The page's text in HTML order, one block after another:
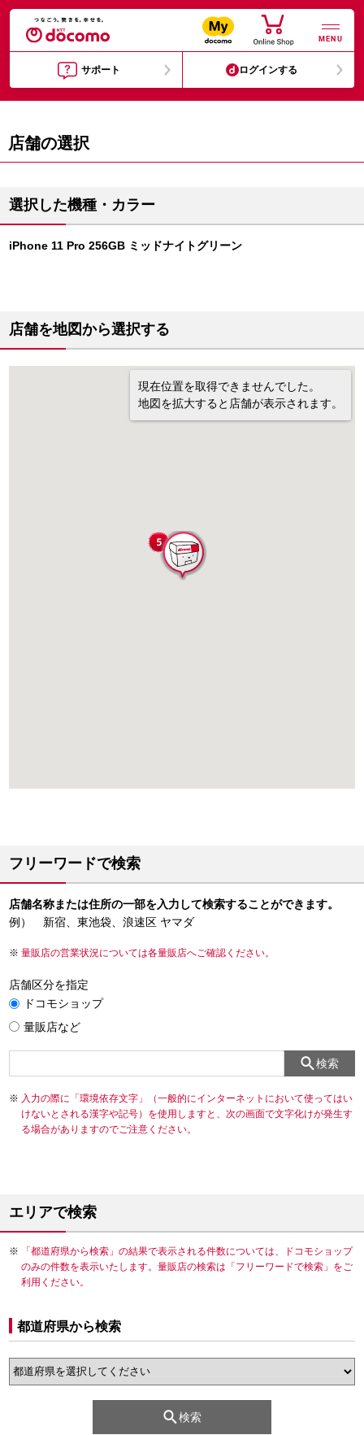
MENU
サポート ログインする
店舗の選択
選択した機種・カラー
iPhone 11 Pro 256GB ミッドナイトグリーン
店舗を地図から選択する
現在位置を取得できませんでした。
地図を拡大すると店舗が表示されます。
フリーワードで検索
店舗名称または住所の一部を入力して検索することができます。
例） 新宿、東池袋、浪速区 ヤマダ
量販店の営業状況については各量販店へご確認ください。
店舗区分を指定
ドコモショップ
量販店など
検索
入力の際に「環境依存文字」（一般的にインターネットにおいて使ってはい
けないとされる漢字や記号）を使用しますと、次の画面で文字化けが発生す
る場合がありますのでご注意ください。
エリアで検索
「都道府県から検索」の結果で表示される件数については、ドコモショップ
のみの件数を表示いたします。量販店の検索は「フリーワードで検索」をご
利用ください。
都道府県から検索
検索